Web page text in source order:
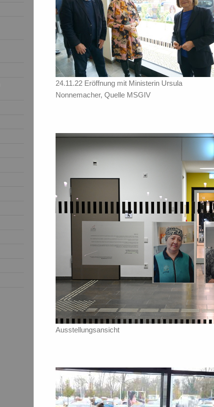
24.11.22 Eröffnung mit Ministerin Ursula
Nonnemacher, Quelle MSGIV
Ausstellungsansicht